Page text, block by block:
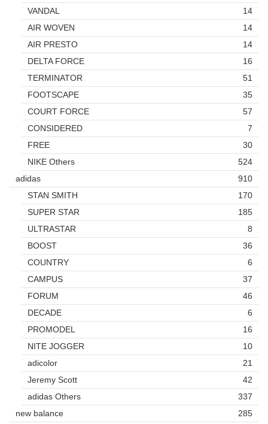
VANDAL
14
AIR WOVEN
14
AIR PRESTO
14
DELTA FORCE
16
TERMINATOR
51
FOOTSCAPE
35
COURT FORCE
57
CONSIDERED
7
FREE
30
NIKE Others
524
adidas
910
STAN SMITH
170
SUPER STAR
185
ULTRASTAR
8
BOOST
36
COUNTRY
6
CAMPUS
37
FORUM
46
DECADE
6
PROMODEL
16
NITE JOGGER
10
adicolor
21
Jeremy Scott
42
adidas Others
337
new balance
285